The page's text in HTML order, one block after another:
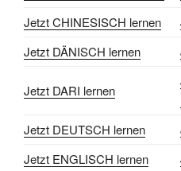
Jetzt CHINESISCH lernen
Jetzt DÄNISCH lernen
Jetzt DARI lernen
Jetzt DEUTSCH lernen
Jetzt ENGLISCH lernen